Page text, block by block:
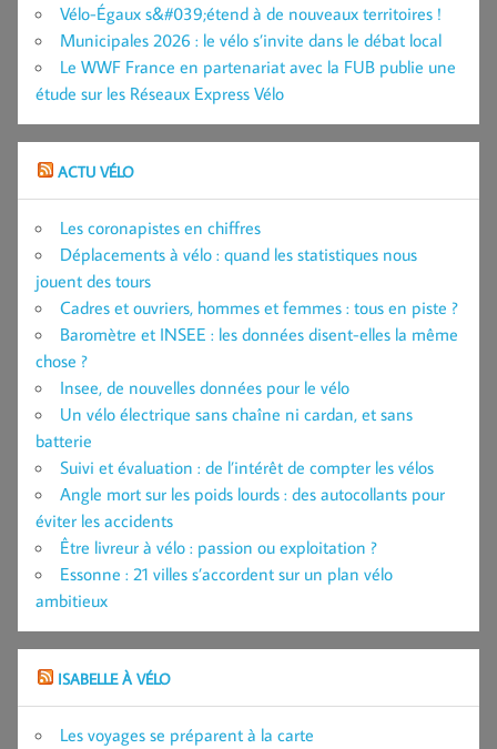
Vélo-Égaux s&#039;étend à de nouveaux territoires !
Municipales 2026 : le vélo s’invite dans le débat local
Le WWF France en partenariat avec la FUB publie une
étude sur les Réseaux Express Vélo
ACTU VÉLO
Les coronapistes en chiffres
Déplacements à vélo : quand les statistiques nous
jouent des tours
Cadres et ouvriers, hommes et femmes : tous en piste ?
Baromètre et INSEE : les données disent-elles la même
chose ?
Insee, de nouvelles données pour le vélo
Un vélo électrique sans chaîne ni cardan, et sans
batterie
Suivi et évaluation : de l’intérêt de compter les vélos
Angle mort sur les poids lourds : des autocollants pour
éviter les accidents
Être livreur à vélo : passion ou exploitation ?
Essonne : 21 villes s’accordent sur un plan vélo
ambitieux
ISABELLE À VÉLO
Les voyages se préparent à la carte